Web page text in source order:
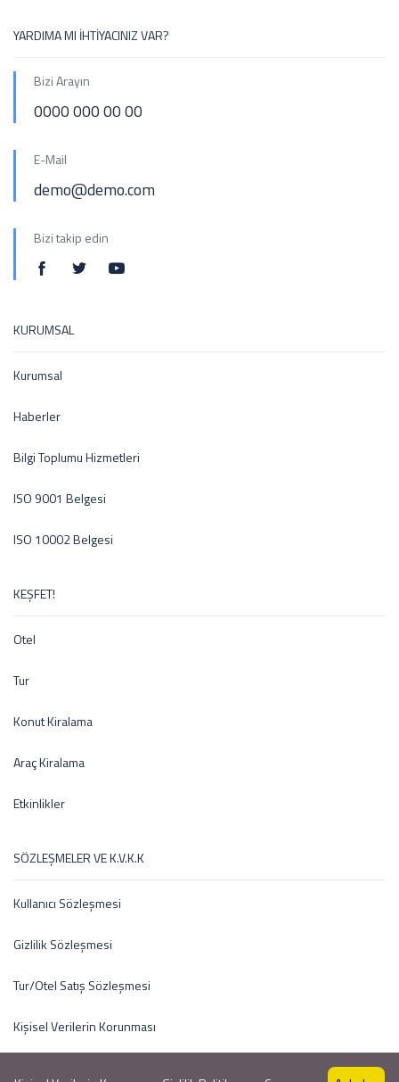
YARDIMA MI İHTİYACINIZ VAR?
Bizi Arayın
0000 000 00 00
E-Mail
demo@demo.com
Bizi takip edin
KURUMSAL
Kurumsal
Haberler
Bilgi Toplumu Hizmetleri
ISO 9001 Belgesi
ISO 10002 Belgesi
KEŞFET!
Otel
Tur
Konut Kiralama
Araç Kiralama
Etkinlikler
SÖZLEŞMELER VE K.V.K.K
Kullanıcı Sözleşmesi
Gizlilik Sözleşmesi
Tur/Otel Satış Sözleşmesi
Kişisel Verilerin Korunması